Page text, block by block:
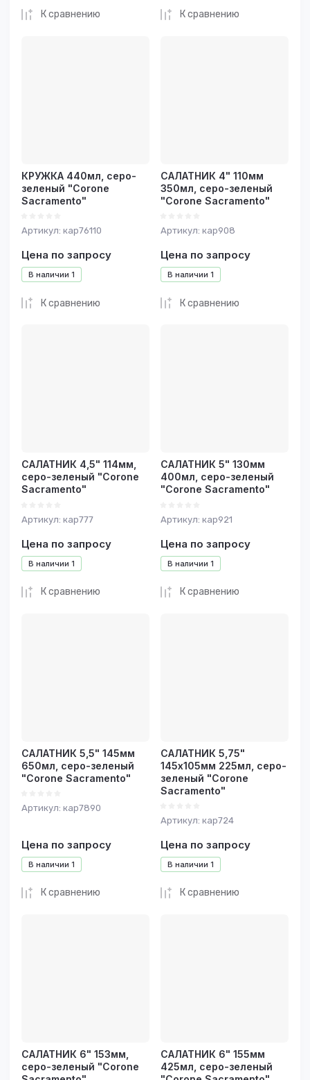
К сравнению К сравнению
КРУЖКА 440мл, серо-
зеленый "Corone
Sacramento"
Артикул: кар76110
В наличии 1
Цена по запросу
К сравнению
САЛАТНИК 4" 110мм
350мл, серо-зеленый
"Corone Sacramento"
Артикул: кар908
В наличии 1
Цена по запросу
К сравнению
САЛАТНИК 4,5" 114мм,
серо-зеленый "Corone
Sacramento"
Артикул: кар777
В наличии 1
Цена по запросу
К сравнению
САЛАТНИК 5" 130мм
400мл, серо-зеленый
"Corone Sacramento"
Артикул: кар921
В наличии 1
Цена по запросу
К сравнению
САЛАТНИК 5,5" 145мм
650мл, серо-зеленый
"Corone Sacramento"
Артикул: кар7890
В наличии 1
Цена по запросу
К сравнению
САЛАТНИК 5,75"
145х105мм 225мл, серо-
зеленый "Corone
Sacramento"
Артикул: кар724
В наличии 1
Цена по запросу
К сравнению
САЛАТНИК 6" 153мм,
серо-зеленый "Corone
САЛАТНИК 6" 155мм
425мл, серо-зеленый